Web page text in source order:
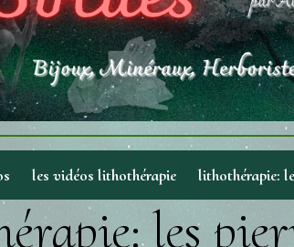
les vidéos lithothérapie lithothérapie:
les